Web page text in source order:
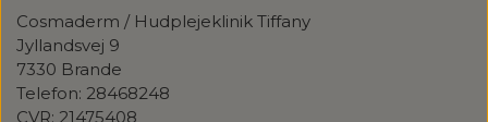
Cosmaderm / Hudplejeklinik Tiffany
Jyllandsvej 9
7330 Brande
Telefon: 28468248
CVR: 21475408